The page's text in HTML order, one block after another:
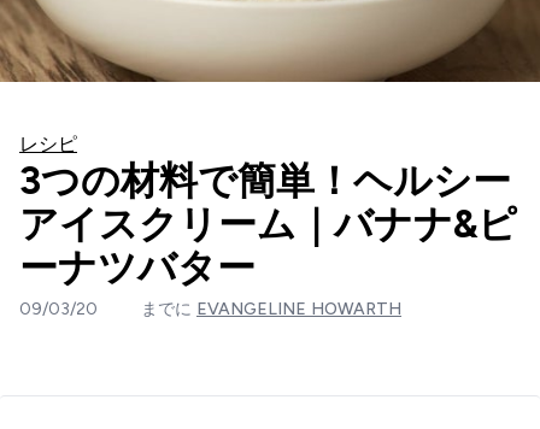
レシピ
3つの材料で簡単！ヘルシー
アイスクリーム｜バナナ&ピ
ーナツバター
09/03/20 までに EVANGELINE HOWARTH